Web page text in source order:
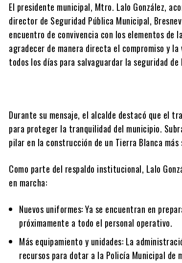
El presidente municipal, Mtro. Lalo González,
director de Seguridad Pública Municipal,
encuentro de convivencia con los elementos de
agradecer de manera directa el compromiso y
todos los días para salvaguardar la seguridad
Durante su mensaje, el alcalde destacó que el
para proteger la tranquilidad del municipio.
pilar en la construcción de un Tierra Blanca más
Como parte del respaldo institucional, Lalo
en marcha:
Nuevos uniformes: Ya se encuentran en
próximamente a todo el personal operativo.
Más equipamiento y unidades: La
recursos para dotar a la Policía Municipal de